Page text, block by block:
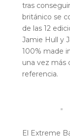
tras
británico se
de las 12
Jamie Hull y
100% made
una vez más
referencia.
El Extreme